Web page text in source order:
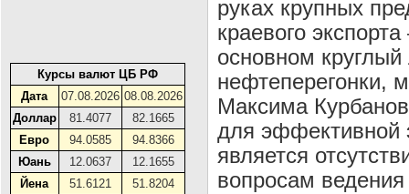
руках крупных
краевого
основном
нефтеперегонки,
Максима
для эффективной
является
вопросам
Курсы валют ЦБ РФ
Дата
07.08.2026 08.08.2026
Доллар
81.4077
82.1665
Евро
94.0585
94.8366
Юань
12.0637
12.1655
Йена
51.6121 51.8204